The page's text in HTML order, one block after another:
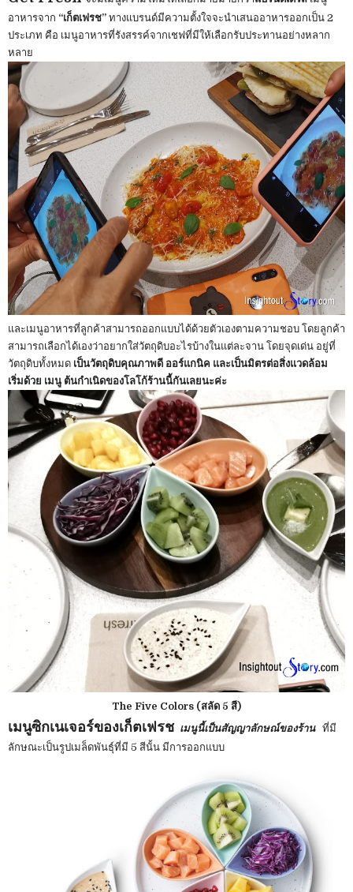
อาหารจาก “เก็ตเฟรช” ทางแบรนด์มีความตั้งใจจะนำเสนออาหารออกเป็น 2
ประเภท คือ เมนูอาหารที่รังสรรค์จากเชฟที่มีให้เลือกรับประทานอย่างหลาก
หลาย
และเมนูอาหารที่ลูกค้าสามารถออกแบบได้ด้วยตัวเองตามความชอบ โดยลูกค้า
สามารถเลือกได้เองว่าอยากใส่วัตถุดิบอะไรบ้างในแต่ละจาน โดยจุดเด่น อยู่ที่
วัตถุดิบทั้งหมด เป็นวัตถุดิบคุณภาพดี ออร์แกนิค และเป็นมิตรต่อสิ่งแวดล้อม
เริ่มด้วย เมนู ต้นกำเนิดของโลโก้ร้านนี้กันเลยนะค่ะ
The Five Colors (สลัด 5 สี)
เมนูซิกเนเจอร์ของเก็ตเฟรช เมนูนี้เป็นสัญญาลักษณ์ของร้าน ที่มี
ลักษณะเป็นรูปเมล็ดพันธุ์ที่มี 5 สีนั้น มีการออกแบบ